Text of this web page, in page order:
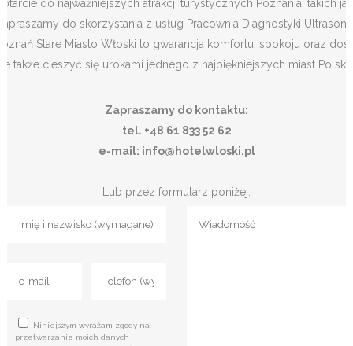
do najważniejszych atrakcji turystycznych Poznania, takich
do skorzystania z usług Pracownia Diagnostyki
Stare Miasto Włoski to gwarancja komfortu, spokoju oraz
także cieszyć się urokami jednego z najpiękniejszych miast Polski.
Zapraszamy do kontaktu:
tel. +48 61 833 52 62
e-mail: info@hotelwloski.pl
Lub przez formularz poniżej.
Niniejszym wyrażam zgody na
przetwarzanie moich danych